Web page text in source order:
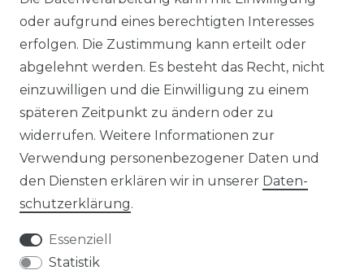
UNTERNEHMEN
ÜBER UNS
FAQ
BLOG
Versandoptionen:
oder aufgrund eines berechtigten Interesses
erfolgen. Die Zustimmung kann erteilt oder
abgelehnt werden. Es besteht das Recht, nicht
einzuwilligen und die Einwilligung zu einem
späteren Zeitpunkt zu ändern oder zu
widerrufen. Weitere Informationen zur
Verwendung personenbezogener Daten und
den Diensten erklären wir in unserer Daten­
schutz­erklärung.
Essenziell
Statistik